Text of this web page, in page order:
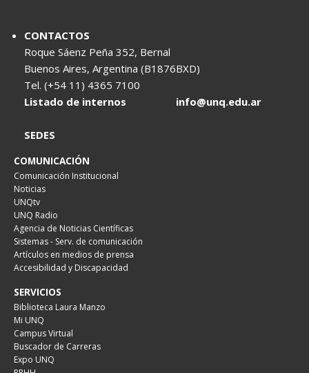
CONTACTOS
Roque Sáenz Peña 352, Bernal
Buenos Aires, Argentina (B1876BXD)
Tel. (+54 11) 4365 7100
Listado de internos
info@unq.edu.ar
SEDES
COMUNICACIÓN
Comunicación Institucional
Noticias
UNQtv
UNQ Radio
Agencia de Noticias Científicas
Sistemas - Serv. de comunicación
Artículos en medios de prensa
Accesibilidad y Discapacidad
SERVICIOS
Biblioteca Laura Manzo
Mi UNQ
Campus Virtual
Buscador de Carreras
Expo UNQ